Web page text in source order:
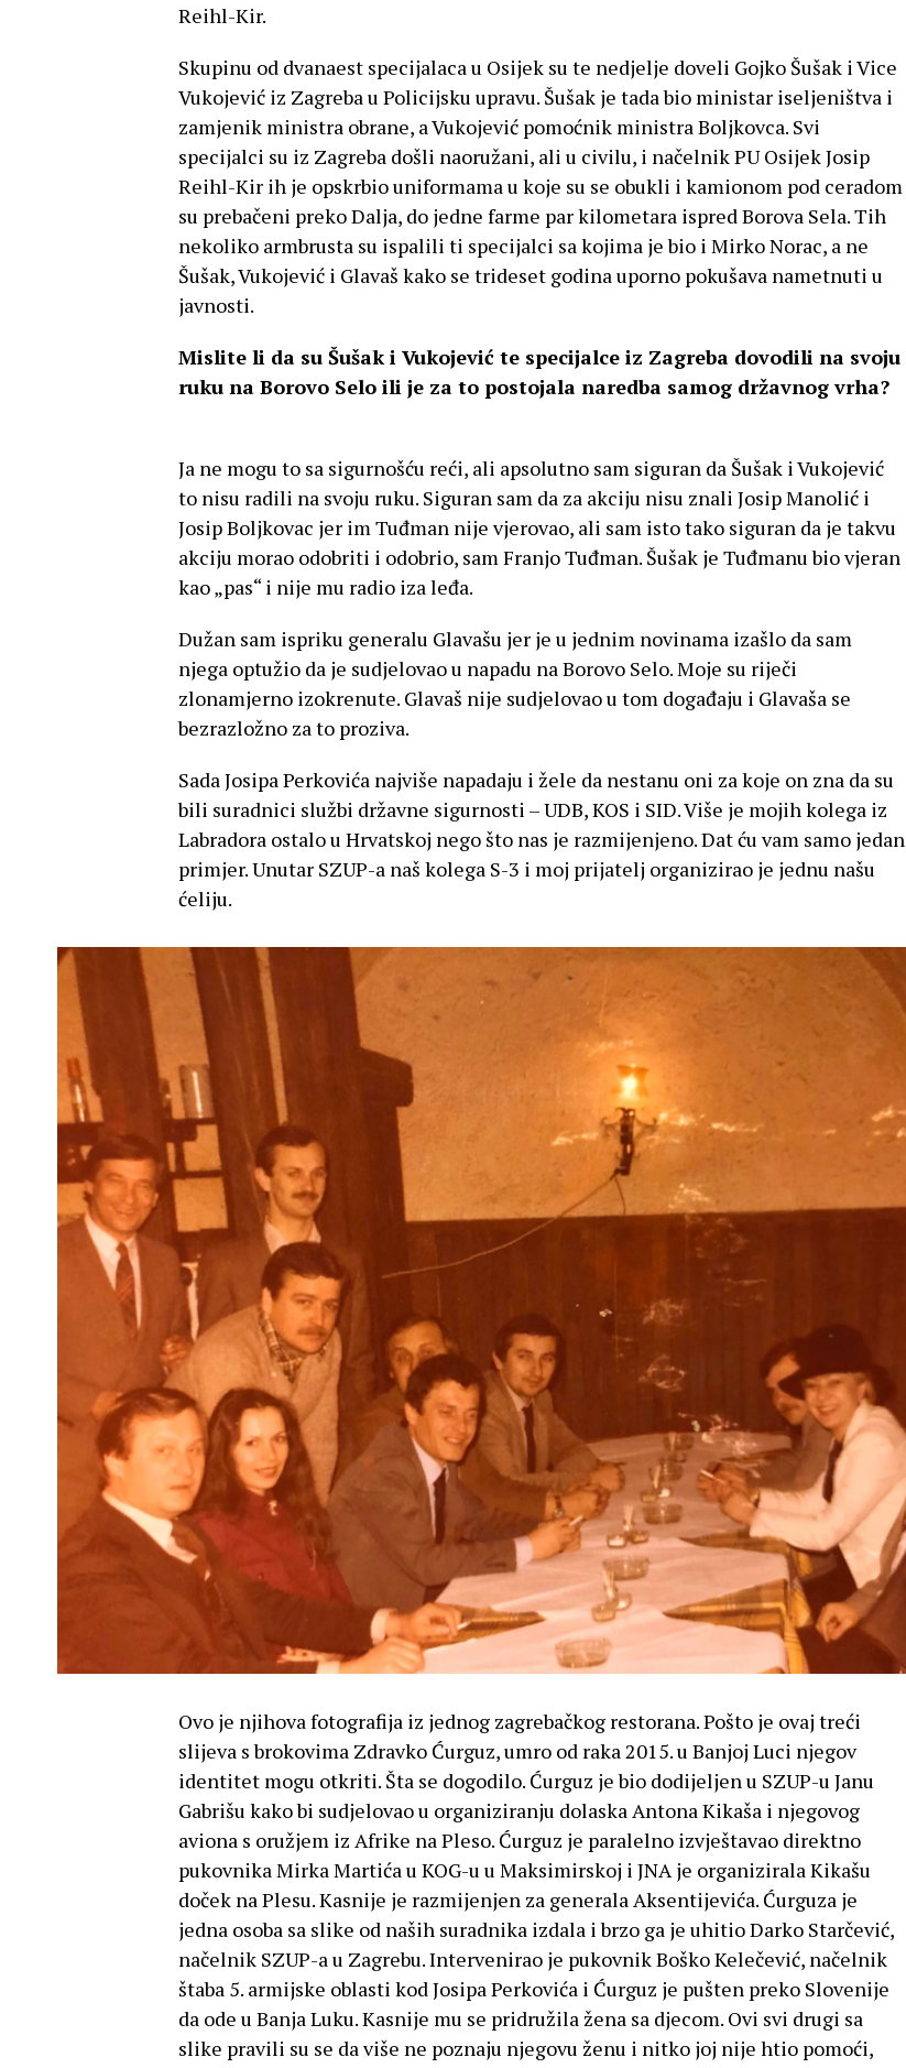
Reihl-Kir.
Skupinu od dvanaest specijalaca u Osijek su te nedjelje doveli Gojko Šušak i Vice
Vukojević iz Zagreba u Policijsku upravu. Šušak je tada bio ministar iseljeništva i
zamjenik ministra obrane, a Vukojević pomoćnik ministra Boljkovca. Svi
specijalci su iz Zagreba došli naoružani, ali u civilu, i načelnik PU Osijek Josip
Reihl-Kir ih je opskrbio uniformama u koje su se obukli i kamionom pod ceradom
su prebačeni preko Dalja, do jedne farme par kilometara ispred Borova Sela. Tih
nekoliko armbrusta su ispalili ti specijalci sa kojima je bio i Mirko Norac, a ne
Šušak, Vukojević i Glavaš kako se trideset godina uporno pokušava nametnuti u
javnosti.
Mislite li da su Šušak i Vukojević te specijalce iz Zagreba dovodili na svoju
ruku na Borovo Selo ili je za to postojala naredba samog državnog vrha?
Ja ne mogu to sa sigurnošću reći, ali apsolutno sam siguran da Šušak i Vukojević
to nisu radili na svoju ruku. Siguran sam da za akciju nisu znali Josip Manolić i
Josip Boljkovac jer im Tuđman nije vjerovao, ali sam isto tako siguran da je takvu
akciju morao odobriti i odobrio, sam Franjo Tuđman. Šušak je Tuđmanu bio vjeran
kao „pas“ i nije mu radio iza leđa.
Dužan sam ispriku generalu Glavašu jer je u jednim novinama izašlo da sam
njega optužio da je sudjelovao u napadu na Borovo Selo. Moje su riječi
zlonamjerno izokrenute. Glavaš nije sudjelovao u tom događaju i Glavaša se
bezrazložno za to proziva.
Sada Josipa Perkovića najviše napadaju i žele da nestanu oni za koje on zna da su
bili suradnici službi državne sigurnosti – UDB, KOS i SID. Više je mojih kolega iz
Labradora ostalo u Hrvatskoj nego što nas je razmijenjeno. Dat ću vam samo jedan
primjer. Unutar SZUP-a naš kolega S-3 i moj prijatelj organizirao je jednu našu
ćeliju.
Ovo je njihova fotografija iz jednog zagrebačkog restorana. Pošto je ovaj treći
slijeva s brokovima Zdravko Ćurguz, umro od raka 2015. u Banjoj Luci njegov
identitet mogu otkriti. Šta se dogodilo. Ćurguz je bio dodijeljen u SZUP-u Janu
Gabrišu kako bi sudjelovao u organiziranju dolaska Antona Kikaša i njegovog
aviona s oružjem iz Afrike na Pleso. Ćurguz je paralelno izvještavao direktno
pukovnika Mirka Martića u KOG-u u Maksimirskoj i JNA je organizirala Kikašu
doček na Plesu. Kasnije je razmijenjen za generala Aksentijevića. Ćurguza je
jedna osoba sa slike od naših suradnika izdala i brzo ga je uhitio Darko Starčević,
načelnik SZUP-a u Zagrebu. Intervenirao je pukovnik Boško Kelečević, načelnik
štaba 5. armijske oblasti kod Josipa Perkovića i Ćurguz je pušten preko Slovenije
da ode u Banja Luku. Kasnije mu se pridružila žena sa djecom. Ovi svi drugi sa
slike pravili su se da više ne poznaju njegovu ženu i nitko joj nije htio pomoći,